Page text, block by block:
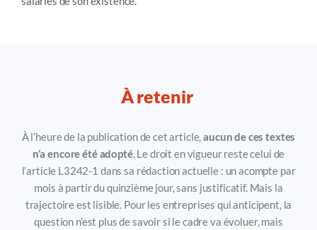
À retenir
À l’heure de la publication de cet article,aucun de ces textes
n’a encore été adopté. Le droit en vigueur reste celui de
l’article L3242-1 dans sa rédaction actuelle : un acompte par
mois à partir du quinzième jour, sans justificatif. Mais la
trajectoire est lisible Pour les entreprises qui anticipent, la
question n’est plus de savoir si le cadre va évoluer, mais